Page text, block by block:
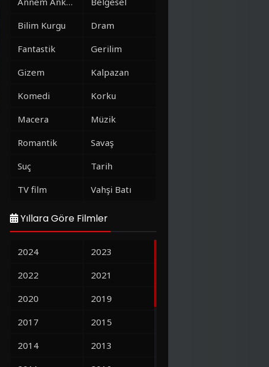
Bilim Kurgu
Dram
Fantastik
Gerilim
Gizem
Kalpazan
Komedi
Korku
Macera
Müzik
Romantik
Savaş
Suç
Tarih
TV film
Vahşi Batı
Yıllara Göre Filmler
2024
2023
2022
2021
2020
2019
2017
2015
2014
2013